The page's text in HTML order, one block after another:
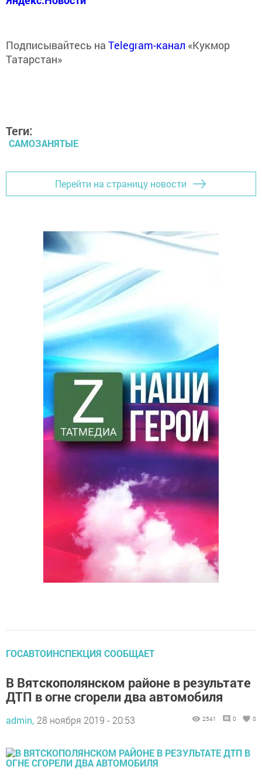
Подписывайтесь на Telegram-канал «Кукмор
Татарстан»
Теги:
САМОЗАНЯТЫЕ
Перейти на страницу новости
ГОСАВТОИНСПЕКЦИЯ СООБЩАЕТ
В Вятскополянском районе в результате
ДТП в огне сгорели два автомобиля
admin, 28 ноября 2019 - 20:53 2541 0 0